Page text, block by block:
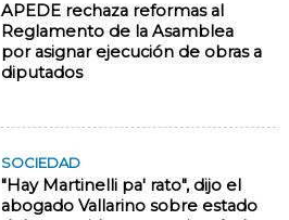
APEDE rechaza reformas al
Reglamento de la Asamblea
por asignar ejecución de obras a
diputados
SOCIEDAD
"Hay Martinelli pa' rato", dijo el
abogado Vallarino sobre estado